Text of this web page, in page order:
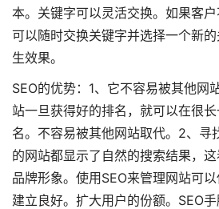
本。关键字可以灵活交换。如果客
可以随时交换关键字并选择一个新
生效果。
SEO的优势：1、它不容易被其他网
站一旦获得好的排名，就可以在很
名。不容易被其他网站取代。2、寻
的网站都显示了自然的搜索结果，
品牌形象。使用SEO来管理网站可
建立良好。扩大用户的份额。SEO